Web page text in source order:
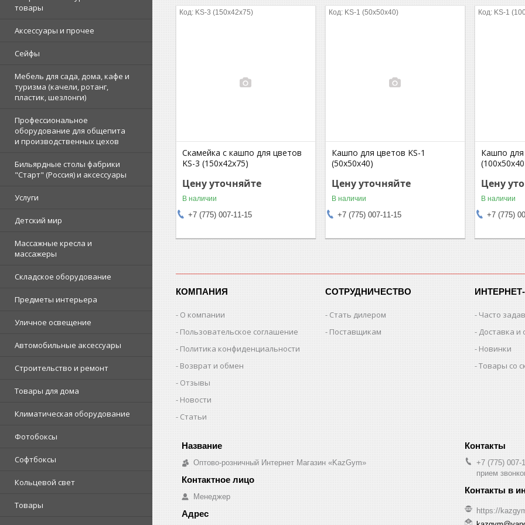
товары
Аксессуары и прочее
Сейфы
Мебель для сада, дома, кафе и
туризма (качели, ротанг,
пластик, шезлонги)
Профессиональное
оборудование для общепита
и производственных цехов
Бильярдные столы фабрики
"Cтарт" (Россия) и аксессуары
Услуги
Детский мир
Массажные кресла и
массажеры
Складское оборудование
Предметы интерьера
Уличное освещение
Автомобильные аксессуары
Строительство и ремонт
Товары для дома
Климатическая оборудование
Фотобоксы
Софтбоксы
Кольцевой свет
Товары
KS-3 (150х42х75)
Скамейка с кашпо для цветов
KS-3 (150х42х75)
Цену уточняйте
В наличии
+7 (775) 007-11-15
KS-1 (50х50х40)
Кашпо для цветов KS-1
(50х50х40)
Цену уточняйте
В наличии
+7 (775) 007-11-15
KS-1
Кашпо для
Цену
В наличии
+7 (775)
КОМПАНИЯ
О компании
Пользовательское соглашение
Политика конфиденциальности
Возврат и обмен
Отзывы
Новости
Статьи
СОТРУДНИЧЕСТВО
Стать дилером
Поставщикам
Часто
Доставка и
Новинки
Товары со
Оптово-розничный Интернет Магазин «KazGym»
Менеджер
+7 (775) 007-
прием
https://